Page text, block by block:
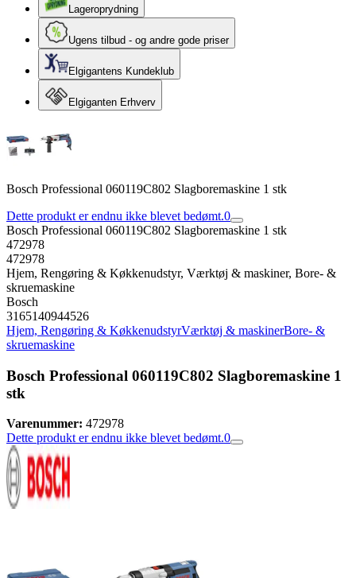
Lageroprydning
Ugens tilbud - og andre gode priser
Elgigantens Kundeklub
Elgiganten Erhverv
Bosch Professional 060119C802 Slagboremaskine 1 stk
Dette produkt er endnu ikke blevet bedømt.0
Bosch Professional 060119C802 Slagboremaskine 1 stk
472978
472978
Hjem, Rengøring & Køkkenudstyr, Værktøj & maskiner, Bore- &
skruemaskine
Bosch
3165140944526
Hjem, Rengøring & KøkkenudstyrVærktøj & maskinerBore- &
skruemaskine
Bosch Professional 060119C802 Slagboremaskine 1
stk
Varenummer: 472978
Dette produkt er endnu ikke blevet bedømt.0